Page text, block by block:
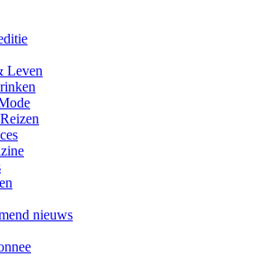
Leven
nieuws